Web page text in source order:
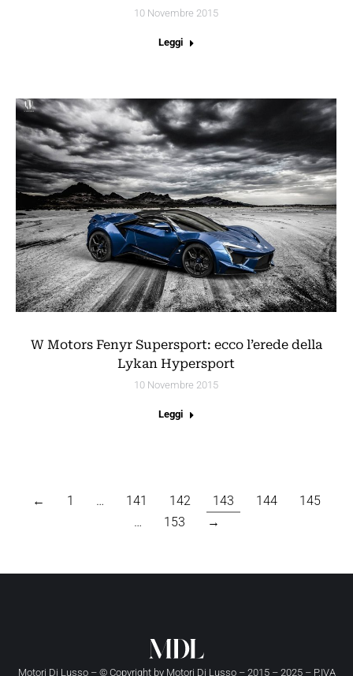
10 Novembre 2015
Leggi
W Motors Fenyr Supersport: ecco l’erede della
Lykan Hypersport
10 Novembre 2015
Leggi
← 1 … 141 142 143 144
145
…
153 →
Motori Di Lusso – © Copyright by Motori Di Lusso– 2015 – 2025 – P.IVA